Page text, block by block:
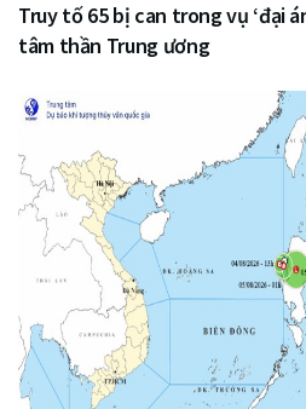
Truy tố 65 bị can trong vụ ‘đại
tâm thần Trung ương